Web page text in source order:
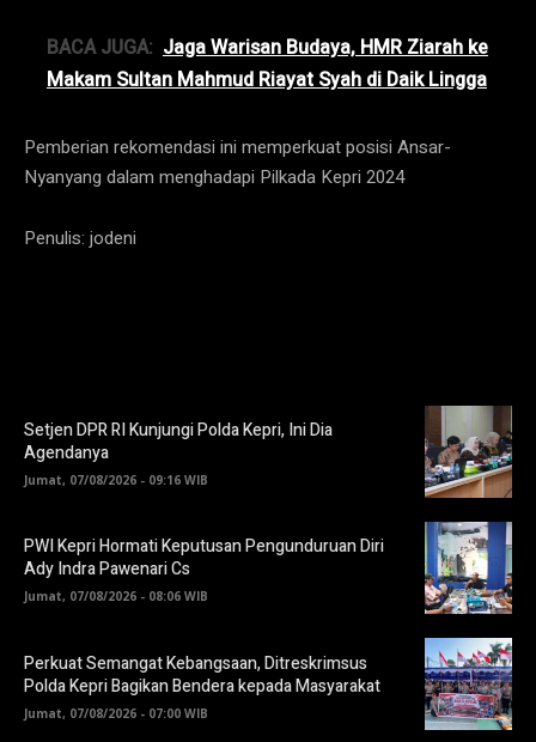
BACA JUGA: Jaga Warisan Budaya, HMR Ziarah ke
Makam Sultan Mahmud Riayat Syah di Daik Lingga
Pemberian rekomendasi ini memperkuat posisi Ansar-
Nyanyang dalam menghadapi Pilkada Kepri 2024
Penulis: jodeni
Setjen DPR RI Kunjungi Polda Kepri, Ini Dia
Agendanya
Jumat, 07/08/2026 - 09:16 WIB
PWI Kepri Hormati Keputusan Pengunduruan Diri
Ady Indra Pawenari Cs
Jumat, 07/08/2026 - 08:06 WIB
Perkuat Semangat Kebangsaan, Ditreskrimsus
Polda Kepri Bagikan Bendera kepada Masyarakat
Jumat, 07/08/2026 - 07:00 WIB